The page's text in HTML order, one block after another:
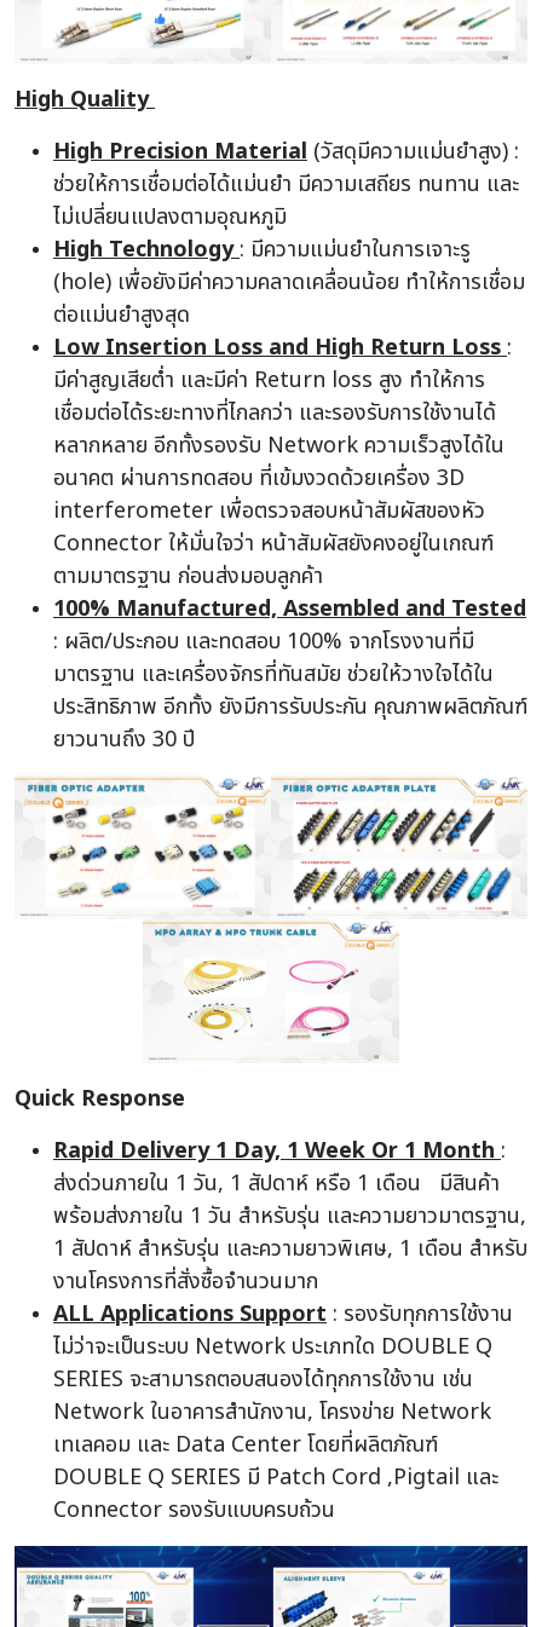
High Quality
High Precision Material (วัสดุมีความแม่นยำสูง) :
ช่วยให้การเชื่อมต่อได้แม่นยำ มีความเสถียร ทนทาน และ
ไม่เปลี่ยนแปลงตามอุณหภูมิ
High Technology: มีความแม่นยำในการเจาะรู
(hole) เพื่อยังมีค่าความคลาดเคลื่อนน้อย ทำให้การเชื่อม
ต่อแม่นยำสูงสุด
Low Insertion Loss and High Return Loss:
มีค่าสูญเสียต่ำ และมีค่า Return loss สูง ทำให้การ
เชื่อมต่อได้ระยะทางที่ไกลกว่า และรองรับการใช้งานได้
หลากหลาย อีกทั้งรองรับ Network ความเร็วสูงได้ใน
อนาคต ผ่านการทดสอบ ที่เข้มงวดด้วยเครื่อง 3D
interferometer เพื่อตรวจสอบหน้าสัมผัสของหัว
Connector ให้มั่นใจว่า หน้าสัมผัสยังคงอยู่ในเกณฑ์
ตามมาตรฐาน ก่อนส่งมอบลูกค้า
100% Manufactured, Assembled and Tested
: ผลิต/ประกอบ และทดสอบ 100% จากโรงงานที่มี
มาตรฐาน และเครื่องจักรที่ทันสมัย ช่วยให้วางใจได้ใน
ประสิทธิภาพ อีกทั้ง ยังมีการรับประกัน คุณภาพผลิตภัณฑ์
ยาวนานถึง 30 ปี
Quick Response
Rapid Delivery 1 Day, 1 Week Or 1 Month:
ส่งด่วนภายใน 1 วัน, 1 สัปดาห์ หรือ 1 เดือน มีสินค้า
พร้อมส่งภายใน 1 วัน สำหรับรุ่น และความยาวมาตรฐาน,
1 สัปดาห์ สำหรับรุ่น และความยาวพิเศษ, 1 เดือน สำหรับ
งานโครงการที่สั่งซื้อจำนวนมาก
ALL Applications Support : รองรับทุกการใช้งาน
ไม่ว่าจะเป็นระบบ Network ประเภทใด DOUBLE Q
SERIES จะสามารถตอบสนองได้ทุกการใช้งาน เช่น
Network ในอาคารสำนักงาน, โครงข่าย Network
เทเลคอม และ Data Center โดยที่ผลิตภัณฑ์
DOUBLE Q SERIES มี Patch Cord ,Pigtail และ
Connector รองรับแบบครบถ้วน